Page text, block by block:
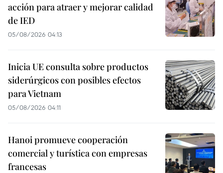
acción para atraer y mejorar calidad
de IED
05/08/2026 04:13
Inicia UE consulta sobre productos
siderúrgicos con posibles efectos
para Vietnam
05/08/2026 04:11
Hanoi promueve cooperación
comercial y turística con empresas
francesas